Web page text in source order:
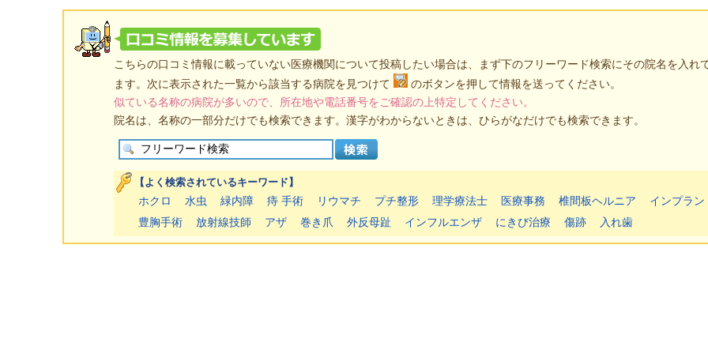
こちらの口コミ情報に載っていない医療機関について投稿したい場合は、まず下のフリーワード検索にその院名を入れ
ます。次に表示された一覧から該当する病院を見つけて
のボタンを押して情報を送ってください。
似ている名称の病院が多いので、所在地や電話番号をご確認の上特定してください。
院名は、名称の一部分だけでも検索できます。漢字がわからないときは、ひらがなだけでも検索できます。
【よく検索されているキーワード】
ホクロ 水虫 緑内障 痔 手術 リウマチ プチ整形 理学療法士 医療事務 椎間板ヘルニア
インプラン
豊胸手術
放射線技師 アザ 巻き爪 外反母趾 インフルエンザ にきび治療 傷跡 入れ歯